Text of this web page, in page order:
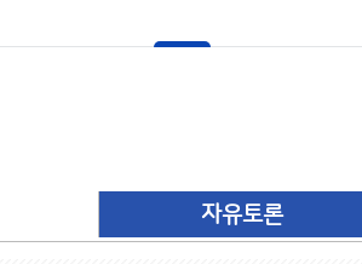
자유토론